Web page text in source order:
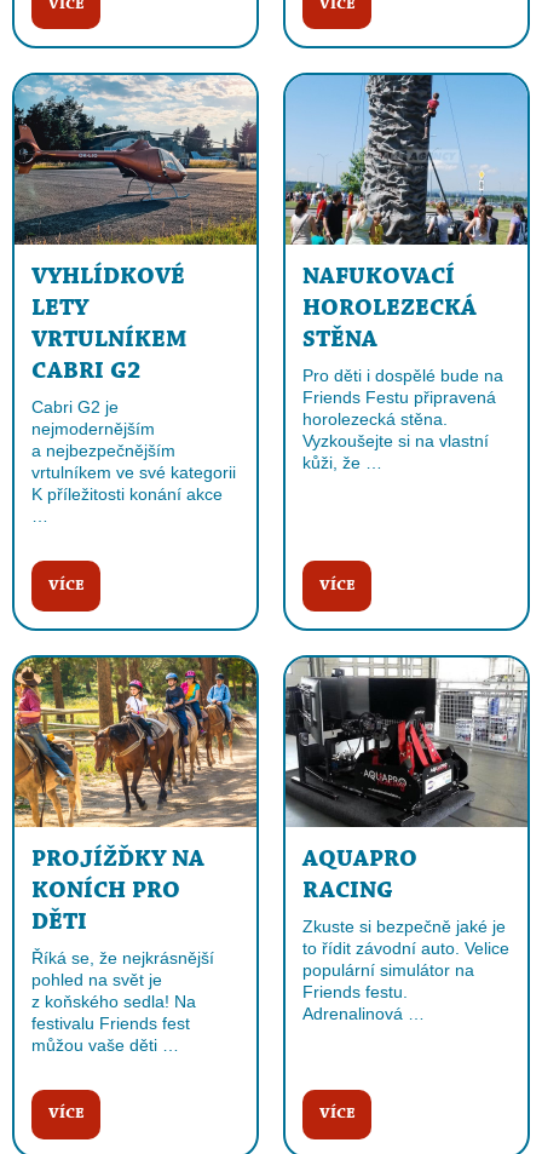
VÍCE VÍCE
VYHLÍDKOVÉ
LETY
VRTULNÍKEM
CABRI G2
Cabri G2 je
nejmodernějším
a nejbezpečnějším
vrtulníkem ve své kategorii
K příležitosti konání akce
…
VÍCE
NAFUKOVACÍ
HOROLEZECKÁ
STĚNA
Pro děti i dospělé bude na
Friends Festu připravená
horolezecká stěna.
Vyzkoušejte si na vlastní
kůži, že …
VÍCE
PROJÍŽĎKY NA
KONÍCH PRO
DĚTI
Říká se, že nejkrásnější
pohled na svět je
z koňského sedla! Na
festivalu Friends fest
můžou vaše děti …
VÍCE
AQUAPRO
RACING
Zkuste si bezpečně jaké je
to řídit závodní auto. Velice
populární simulátor na
Friends festu.
Adrenalinová …
VÍCE